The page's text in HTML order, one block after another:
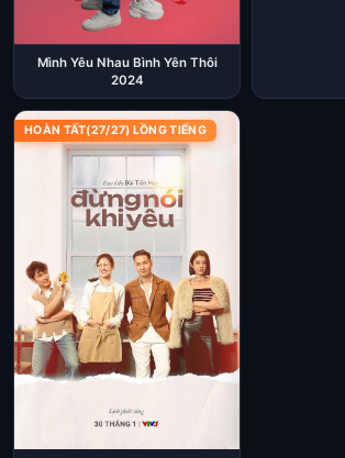
Mình Yêu Nhau Bình Yên Thôi
2024
HOÀN TẤT(27/27) LỒNG TIẾNG